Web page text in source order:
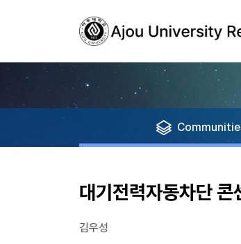
대기전력자동차단
김우성